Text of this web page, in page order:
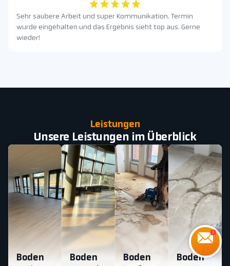
Sehr saubere Arbeit und super Kommunikation. Termin
wurde eingehalten und das Ergebnis sieht top aus. Gerne
wieder!
Leistungen
Unsere Leistungen im Überblick
Boden
Boden
Boden
Boden